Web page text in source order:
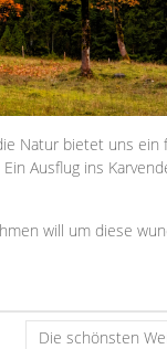
Natur bietet uns ein
Ausflug ins
will um diese
Die schönsten